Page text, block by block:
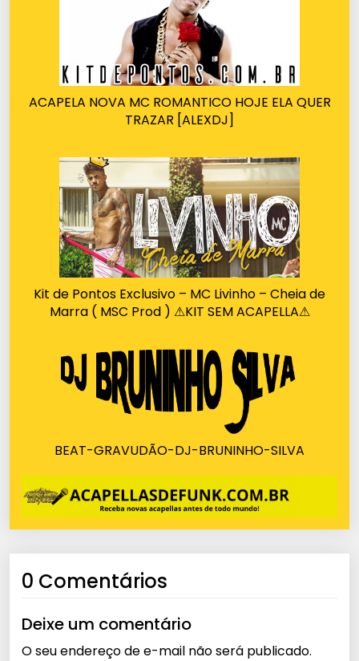
ACAPELA NOVA MC ROMANTICO HOJE ELA QUER
TRAZAR [ALEXDJ]
Kit de Pontos Exclusivo – MC Livinho – Cheia de
Marra ( MSC Prod ) ⚠KIT SEM ACAPELLA⚠
BEAT-GRAVUDÃO-DJ-BRUNINHO-SILVA
0 Comentários
Deixe um comentário
O seu endereço de e-mail não será publicado.